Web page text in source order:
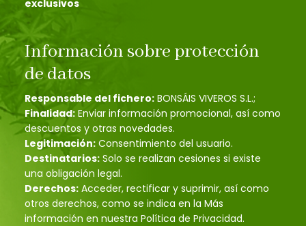
exclusivos
Información sobre protección
de datos
Responsable del fichero: BONSÁIS VIVEROS S.L.;
Finalidad: Enviar información promocional, así como
descuentos y otras novedades.
Legitimación: Consentimiento del usuario.
Destinatarios: Solo se realizan cesiones si existe
una obligación legal.
Derechos: Acceder, rectificar y suprimir, así como
otros derechos, como se indica en la Más
información en nuestra Política de Privacidad.